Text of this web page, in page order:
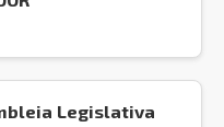
Legislativa